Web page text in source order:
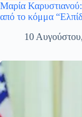
Μαρία
από το κόμμα
10